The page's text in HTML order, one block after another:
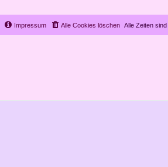
Alle Zeiten sind
Alle Cookies löschen
Impressum